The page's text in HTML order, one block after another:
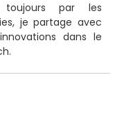
toujours par les
je partage avec
dans le